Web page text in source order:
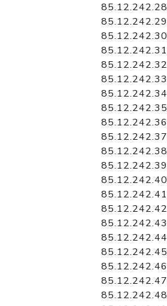
85.12.242.28
85.12.242.29
85.12.242.30
85.12.242.31
85.12.242.32
85.12.242.33
85.12.242.34
85.12.242.35
85.12.242.36
85.12.242.37
85.12.242.38
85.12.242.39
85.12.242.40
85.12.242.41
85.12.242.42
85.12.242.43
85.12.242.44
85.12.242.45
85.12.242.46
85.12.242.47
85.12.242.48